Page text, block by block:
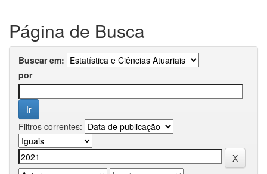
Página de Busca
Buscar em:
por
Filtros correntes: